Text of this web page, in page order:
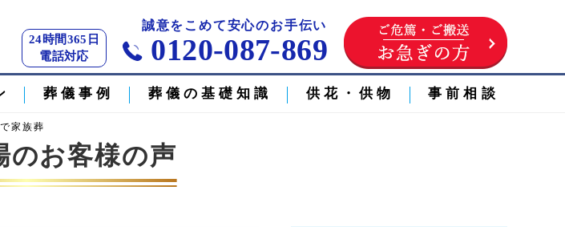
誠意をこめて安心のお手伝い
24時間365日
電話対応
0120-087-869
葬儀事例 葬儀の基礎知識 供花・供物 事前相談
家族葬
のお客様の声